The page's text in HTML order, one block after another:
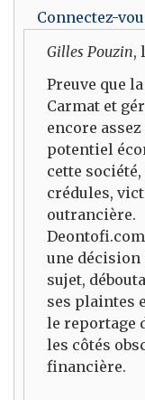
Connectez-
Gilles Pouzin,
Preuve que
Carmat et
encore
potentiel
cette
crédules,
outrancière.
une décision
sujet,
ses plaintes
le reportage
les côtés
financière.